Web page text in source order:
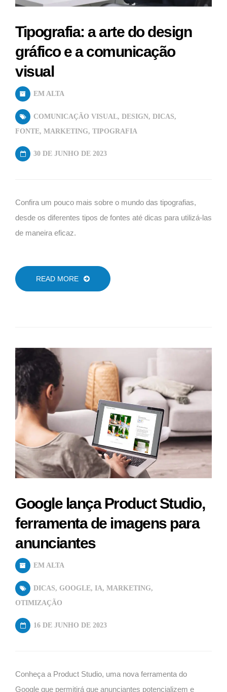
Tipografia: a arte do design
gráfico e a comunicação
visual
EM ALTA
COMUNICAÇÃO VISUAL, DESIGN, DICAS,
FONTE, MARKETING, TIPOGRAFIA
30 DE JUNHO DE 2023
Confira um pouco mais sobre o mundo das tipografias,
desde os diferentes tipos de fontes até dicas para utilizá-las
de maneira eficaz.
READ MORE
Google lança Product Studio,
ferramenta de imagens para
anunciantes
EM ALTA
DICAS, GOOGLE, IA, MARKETING,
OTIMIZAÇÃO
16 DE JUNHO DE 2023
Conheça a Product Studio, uma nova ferramenta do
Google que permitirá que anunciantes potencializem e